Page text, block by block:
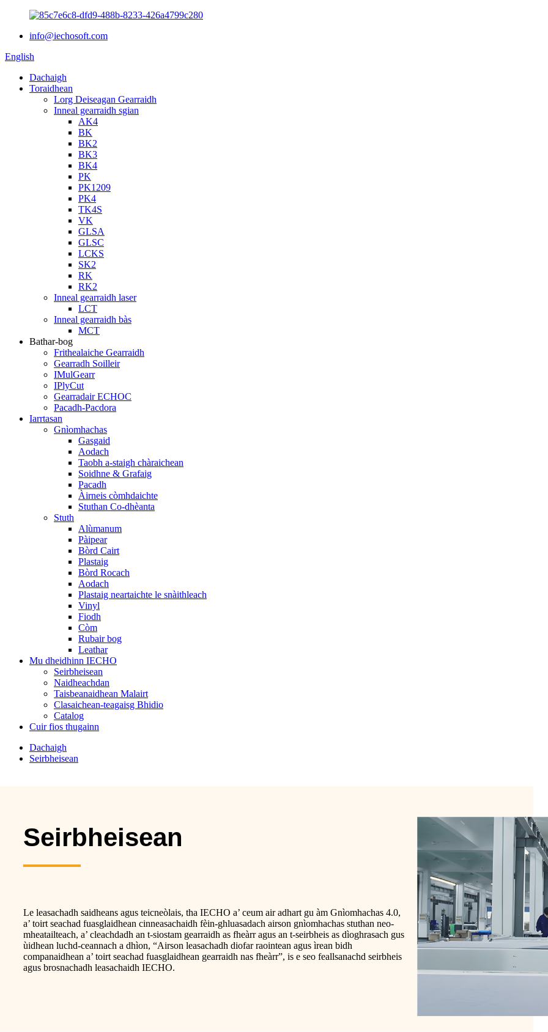
info@iechosoft.com
English
Dachaigh
Toraidhean
Lorg Deiseagan Gearraidh
Inneal gearraidh sgian
AK4
BK
BK2
BK3
BK4
PK
PK1209
PK4
TK4S
VK
GLSA
GLSC
LCKS
SK2
RK
RK2
Inneal gearraidh laser
LCT
Inneal gearraidh bàs
MCT
Bathar-bog
Frithealaiche Gearraidh
Gearradh Soilleir
IMulGearr
IPlyCut
Gearradair ECHOC
Pacadh-Pacdora
Iarrtasan
Gnìomhachas
Gasgaid
Aodach
Taobh a-staigh chàraichean
Soidhne & Grafaig
Pacadh
Àirneis còmhdaichte
Stuthan Co-dhèanta
Stuth
Alùmanum
Pàipear
Bòrd Cairt
Plastaig
Bòrd Rocach
Aodach
Plastaig neartaichte le snàithleach
Vinyl
Fiodh
Còm
Rubair bog
Leathar
Mu dheidhinn IECHO
Seirbheisean
Naidheachdan
Taisbeanaidhean Malairt
Clasaichean-teagaisg Bhidio
Catalog
Cuir fios thugainn
Dachaigh
Seirbheisean
Seirbheisean
Le leasachadh saidheans agus teicneòlais, tha IECHO a’ ceum air adhart gu àm Gnìomhachas 4.0,
a’ toirt seachad fuasglaidhean cinneasachaidh fèin-ghluasadach airson gnìomhachas stuthan neo-
mheatailteach, a’ cleachdadh an t-siostam gearraidh as fheàrr agus an t-seirbheis as dìoghrasach gus
ùidhean luchd-ceannach a dhìon, “Airson leasachadh diofar raointean agus ìrean bidh
companaidhean a’ toirt seachad fuasglaidhean gearraidh nas fheàrr”, is e seo feallsanachd seirbheis
agus brosnachadh leasachaidh IECHO.